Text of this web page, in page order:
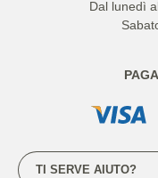
Dal lunedì
TI SERVE AIUTO?